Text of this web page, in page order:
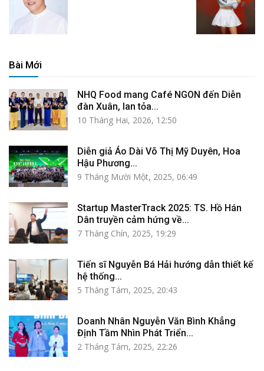
Bài Mới
NHQ Food mang Café NGON đến Diễn
đàn Xuân, lan tỏa...
10 Tháng Hai, 2026, 12:50
Diễn giả Áo Dài Võ Thị Mỹ Duyên, Hoa
Hậu Phương...
9 Tháng Mười Một, 2025, 06:49
Startup MasterTrack 2025: TS. Hồ Hán
Dân truyền cảm hứng về...
7 Tháng Chín, 2025, 19:29
Tiến sĩ Nguyễn Bá Hải hướng dẫn thiết kế
hệ thống...
5 Tháng Tám, 2025, 20:43
Doanh Nhân Nguyễn Văn Bình Khẳng
Định Tầm Nhìn Phát Triển...
2 Tháng Tám, 2025, 22:26